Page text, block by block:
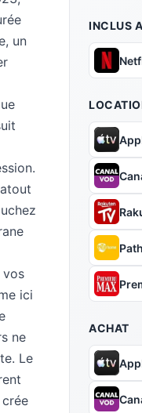
un
vos
ici
ne
Le
INCLUS
ACHAT